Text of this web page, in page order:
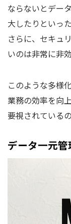
ならないとデー
大したりといっ
さらに、セキュ
いのは非常に非
このような多様
業務の効率を向
要視されているの
データ一元